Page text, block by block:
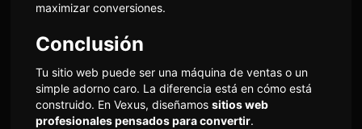
maximizar conversiones.
Conclusión
Tu sitio web puede ser una máquina de ventas o un
simple adorno caro. La diferencia está en cómo está
construido. En Vexus, diseñamos sitios web
profesionales pensados para convertir.